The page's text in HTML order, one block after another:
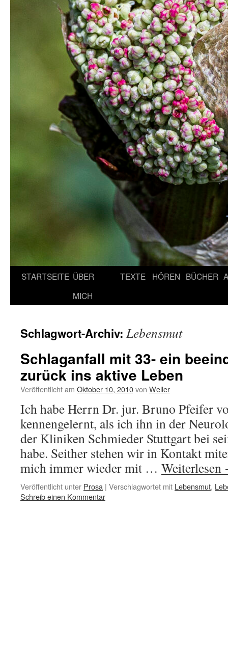
STARTSEITE ÜBER
MICH
TEXTE HÖREN BÜCHER
Schlagwort-Archiv: Lebensmut
Schlaganfall mit 33- ein
zurück ins aktive Leben
Veröffentlicht am Oktober 10, 2010von Weller
Ich habe Herrn Dr. jur. Bruno Pfeifer
kennengelernt, als ich ihn in der
der Kliniken Schmieder Stuttgart bei
habe. Seither stehen wir in Kontakt
mich immer wieder mit … Weiterlesen
Veröffentlicht unter Prosa | Verschlagwortet mit Lebensmut,
Schreib einen Kommentar